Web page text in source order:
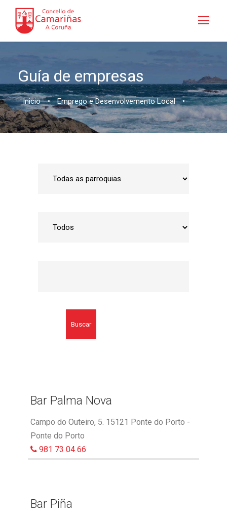
Guía de empresas
Inicio • Emprego e Desenvolvemento Local •
Buscar
Bar Palma Nova
Campo do Outeiro, 5. 15121 Ponte do Porto -
Ponte do Porto
981 73 04 66
Bar Piña